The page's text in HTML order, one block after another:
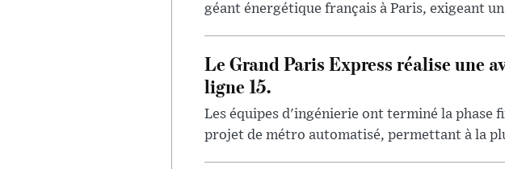
géant énergétique français à Paris, exigeant
Le Grand Paris Express réalise une
ligne 15.
Les équipes d'ingénierie ont terminé la phase
projet de métro automatisé, permettant à la